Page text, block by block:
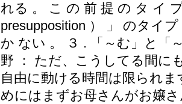
れる 。 こ の 前 提 の タ イ
presupposition ） 」 のタイ
か ない 。 ３ . 「～む」と「
野 ： ただ、こうしてる間に
自由に動ける時間は限られ
めにはまずお母さんがお嬢